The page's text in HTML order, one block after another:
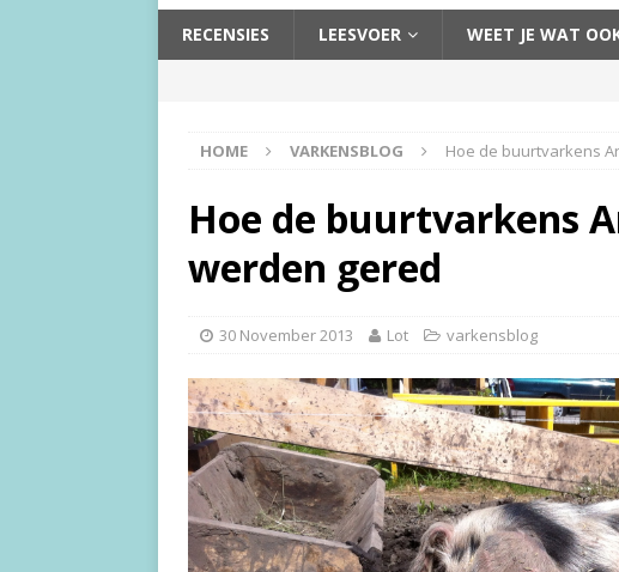
RECENSIES LEESVOER WEET JE WAT
HOME VARKENSBLOG Hoe de buurtvarkens
Hoe de buurtvarkens
werden gered
30 November 2013 Lot varkensblog